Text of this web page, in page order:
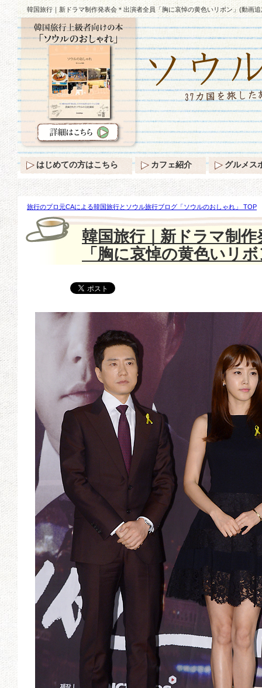
韓国旅行｜新ドラマ制作発表会＊出演者全員「胸に哀悼の黄色いリボン」(動画
旅行のプロ元CAによる韓国旅行とソウル旅行ブログ「ソウルのおしゃれ」 TOP
ドラマ制作発表会＊出演者全員「胸に哀悼の黄色いリボン」(動画追加あり)
韓国旅行｜新ドラマ制
「胸に哀悼の黄色いリ
はじめての方はこちら カフェ紹介 グルメス